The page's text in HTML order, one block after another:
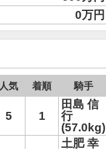
0万円
人気 着順 騎手
5 1
田島 信
行
(57.0kg)
土肥 幸